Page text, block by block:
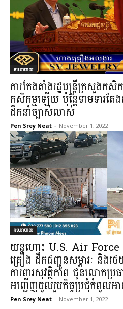
នយោបាយ
ការតែងតាំងរដ្ឋមន្ត្រីក្រសួងក
កសិកម្មឡើយ ប៉ុន្តែទាមទារតែ
ដឹកនាំច្បាស់លាស់
Pen Srey Neat - November 1, 2022
នយោបាយ
យន្តហោះ U.S. Air Force
គ្រឿង ដឹកជញ្ជូនសម្ភារៈ និងរ
ការពារសុវត្ថិភាព ជូនលោកប្រ
អញ្ជើញចូលរួមកិច្ចប្រជុំកំពូលអ
Pen Srey Neat - November 1, 2022